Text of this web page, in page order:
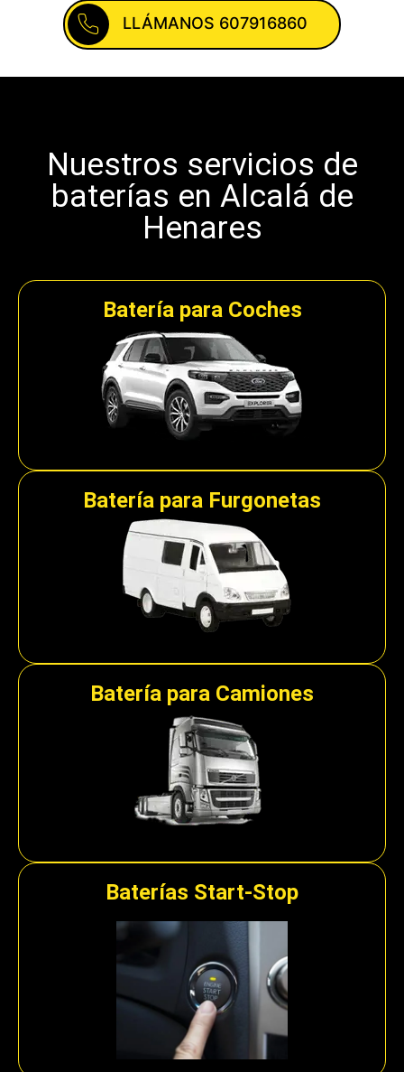
LLÁMANOS 607916860
Nuestros servicios de
baterías en Alcalá de
Henares
Batería para Coches
Batería para Furgonetas
Batería para Camiones
Baterías Start-Stop